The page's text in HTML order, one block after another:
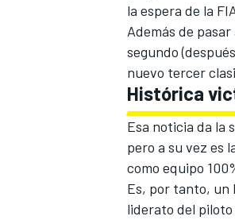
MÁS CATEGORÍAS
la espera de la
Además de
segundo
nuevo tercer
Histórica
Esa noticia da la
pero a su vez es
como equipo
Es, por tanto, un
liderato del